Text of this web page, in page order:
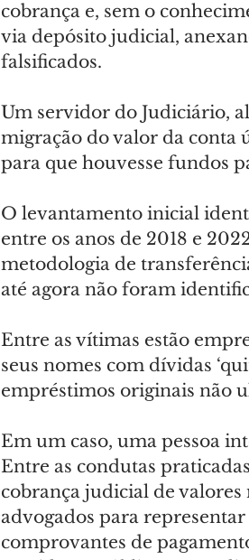
cobrança e, sem o
via depósito judicial,
falsificados.
Um servidor do Judiciário,
migração do valor da conta
para que houvesse fundos
O levantamento inicial
entre os anos de 2018 e
metodologia de
até agora não foram
Entre as vítimas estão
seus nomes com dívidas
empréstimos originais não
Em um caso, uma pessoa
Entre as condutas
cobrança judicial de
advogados para
comprovantes de